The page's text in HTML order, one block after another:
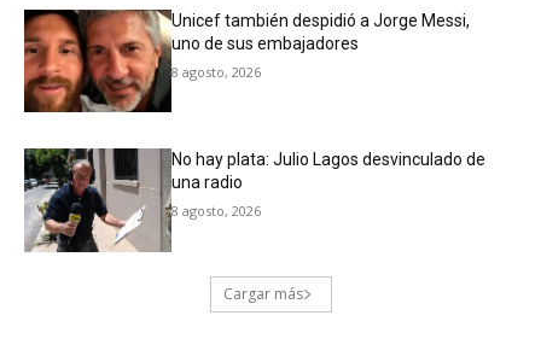
Unicef también despidió a Jorge Messi,
uno de sus embajadores
8 agosto, 2026
No hay plata: Julio Lagos desvinculado de
una radio
8 agosto, 2026
Cargar más